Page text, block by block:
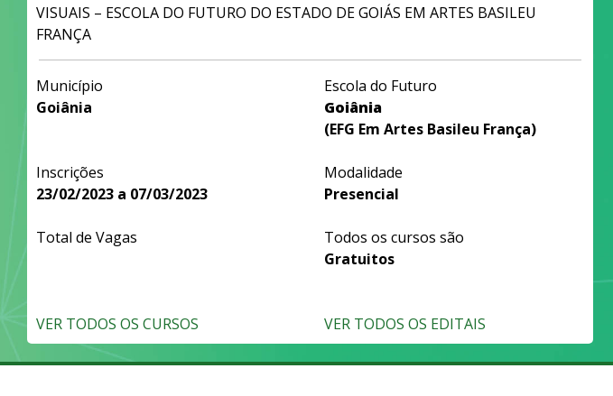
VISUAIS – ESCOLA DO FUTURO DO ESTADO DE GOIÁS EM ARTES BASILEU
FRANÇA
Município
Goiânia
Escola do Futuro
Goiânia
(EFG Em Artes Basileu França)
Inscrições
23/02/2023 a 07/03/2023
Modalidade
Presencial
Total de Vagas
Todos os cursos são
Gratuitos
VER TODOS OS CURSOS VER TODOS OS EDITAIS